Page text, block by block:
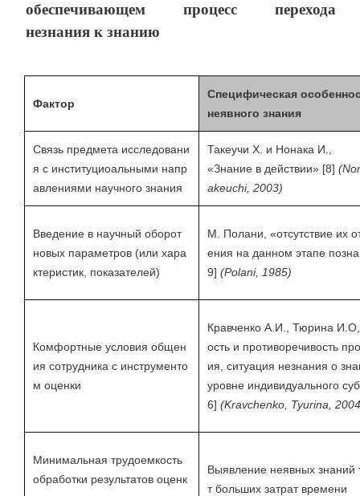
обеспечивающем процесс перехода
незнания к знанию
Фактор
Специфическая
неявного знания
Связь предмета исследовани
я с институциоальными напр
авлениями научного знания
Такеучи Х. и Нонака И.,
«Знание в действии» [8]
akeuchi, 2003)
Введение в научный оборот
новых параметров (или хара
ктеристик, показателей)
М. Полани, «отсутствие их
ения на данном этапе
9] (Polani, 1985)
Комфортные условия общен
ия сотрудника с инструменто
м оценки
Кравченко А.И., Тюрина
ость и противоречивость
ия, ситуация незнания о
уровне индивидуального
6] (Kravchenko, Tyurina,
Минимальная трудоемкость
обработки результатов оценк
Выявление неявных знаний
т больших затрат времени